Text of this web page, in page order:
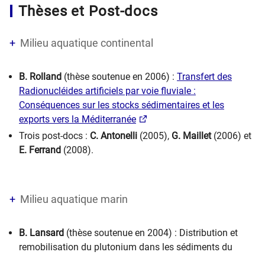
Thèses et Post-docs
Milieu aquatique continental
B. Rolland (thèse soutenue en 2006) : Transfert des
Radionucléides artificiels par voie fluviale :
Conséquences sur les stocks sédimentaires et les
exports vers la Méditerranée
Trois post-docs : C. Antonelli (2005), G. Maillet (2006) et
E. Ferrand (2008).
Milieu aquatique marin
B. Lansard (thèse soutenue en 2004) : Distribution et
remobilisation du plutonium dans les sédiments du